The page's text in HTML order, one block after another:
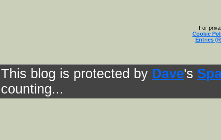
For
Cookie
Entries
This blog is protected by Dave's
counting...